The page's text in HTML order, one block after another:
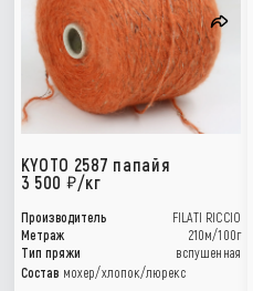
KYOTO 2587 папайя
3 500
/кг
Производитель
FILATI RICCIO
Метраж
210м/100г
Тип пряжи
вспушенная
Состав мохер/хлопок/люрекс